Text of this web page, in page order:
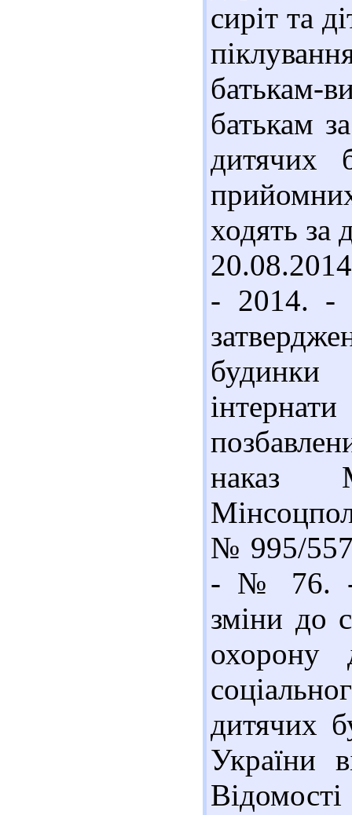
сиріт та
батькам
дитячих
ходять
- 2014.
будинки
наказ
№ 995/557
- № 76. -
зміни до
охорону
дитячих
України